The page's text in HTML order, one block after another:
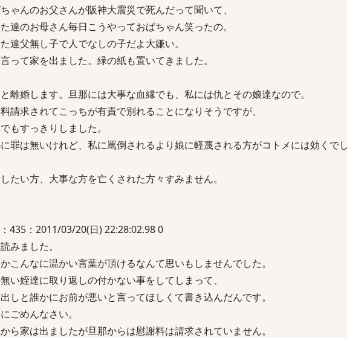
ゃんのお父さんが阪神大震災で死んだって聞いて、
達のお母さん毎日こうやっておばちゃん笑ったの。
達父無し子で人でなしの子だよ大嫌い。
って家を出ました。緑の紙も置いてきました。
離婚します。旦那には大事な血縁でも、私には仇とその娘達なので。
請求されてこっちが有責で別れることになりそうですが、
もすっきりしました。
罪は無いけれど、私に罵倒されるより娘に軽蔑される方がコトメには効くでし
たい方、大事な方を亡くされた方々すみません。
435：2011/03/20(日) 22:28:02.98 0
みました。
こんなに温かい言葉が頂けるなんて思いもしませんでした。
い姪達に取り返しの付かない事をしてしまって、
しと誰かにお前が悪いと言ってほしくて書き込んだんです。
ごめんなさい。
ら家は出ましたが旦那からは慰謝料は請求されていません。